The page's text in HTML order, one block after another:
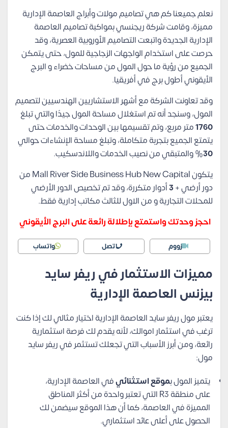
نعلم جميعنا كم هي تصاميم مولات وأبراج العاصمة الإدارية
مميزة، وقامت شركة ريجنسي بمواكبة تصاميم العاصمة
الإدارية الجديدة واتبعت التصاميم الأوروبية العصرية، وقد
حرصت على استخدام الواجهات الزجاجية للمول، حتى يتمكن
الجميع من رؤية ما حول المول من مساحات خضراء و البرج
الأيقوني أطول برج في أفريقيا.
وقد تعاونت الشركة مع أشهر الاستشاريين الهندسيين لتصميم
المول، وسنجد أنه تم استغلال مساحة المول جيدًا والتي تبلغ
1760متر مربع، وتم تقسيمها بين الوحدات والخدمات حتى
يتمتع الجميع بتجربة متكاملة، وتبلغ مساحة الإنشاءات حوالي
30% والمتبقي من نصيب الخدمات واللاندسكيب.
يتكون Mall River Side Business Hub New Capital من
دور أرضي +3أدوار متكررة، وقد تم تخصيص الدور الأرضي
للمحلات التجارية و من الاول للثالث مكاتب إدارية فقط.
احجز وحدتك واستمتع بإطلالة رائعة على البرج الأيقوني
زووم اتصل واتساب
مميزات الاستثمار في ريفر سايد
بيزنس العاصمة الإدارية
يعتبر مول ريفر سايد العاصمة الإدارية اختيار مثالي لك إذا كنت
ترغب في استثمار اموالك، لأنه يقدم لك فرصة استثمارية
رائعة، ومن أبرز الأسباب التي تجعلك تستثمر في ريفر سايد
مول:
يتميز المول بموقع استثنائيفي العاصمة الإدارية،
على منطقة R3 التي تعتبر واحدة من أكثر المناطق
المميزة في العاصمة، كما أن هذا الموقع سيضمن لك
الحصول على أعلى عائد استثماري.